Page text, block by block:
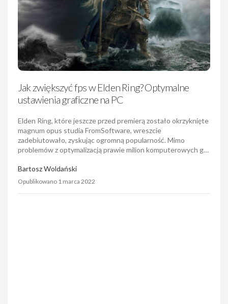
Jak zwiększyć fps w Elden Ring? Optymalne
ustawienia graficzne na PC
Elden Ring, które jeszcze przed premierą zostało okrzyknięte
magnum opus studia FromSoftware, wreszcie
zadebiutowało, zyskując ogromną popularność. Mimo
problemów z optymalizacją prawie milion komputerowych g…
Bartosz Woldański
Opublikowano 1 marca 2022